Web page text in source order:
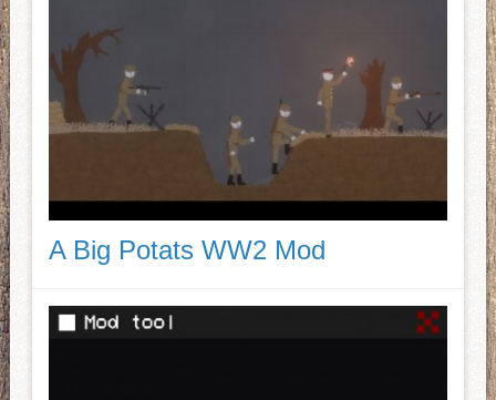
A Big Potats WW2 Mod